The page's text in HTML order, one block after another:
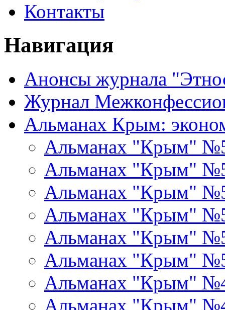
Контакты
Навигация
Анонсы журнала
Журнал
Альманах Крым:
Альманах "Крым"
Альманах "Крым"
Альманах "Крым"
Альманах "Крым"
Альманах "Крым"
Альманах "Крым"
Альманах "Крым"
Альманах "Крым"